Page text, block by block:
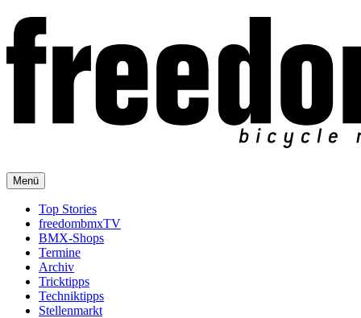
Menü
Top Stories
freedombmxTV
BMX-Shops
Termine
Archiv
Tricktipps
Techniktipps
Stellenmarkt